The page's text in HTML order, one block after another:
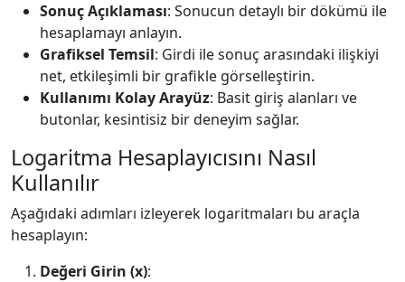
Sonuç Açıklaması: Sonucun detaylı bir dökümü ile
hesaplamayı anlayın.
Grafiksel Temsil: Girdi ile sonuç arasındaki ilişkiyi
net, etkileşimli bir grafikle görselleştirin.
Kullanımı Kolay Arayüz: Basit giriş alanları ve
butonlar, kesintisiz bir deneyim sağlar.
Logaritma Hesaplayıcısını Nasıl
Kullanılır
Aşağıdaki adımları izleyerek logaritmaları bu araçla
hesaplayın:
Değeri Girin (x):